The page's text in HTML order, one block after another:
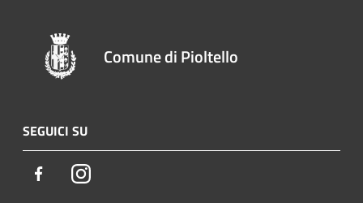
Comune di Pioltello
SEGUICI SU
FacebookInstagram